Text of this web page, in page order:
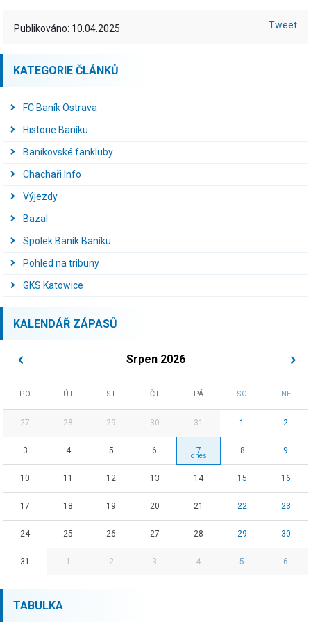
Publikováno: 10.04.2025 Tweet
KATEGORIE ČLÁNKŮ
FC Baník Ostrava
Historie Baníku
Baníkovské fankluby
Chachaři Info
Výjezdy
Bazal
Spolek Baník Baníku
Pohled na tribuny
GKS Katowice
KALENDÁŘ ZÁPASŮ
Srpen 2026
PO ÚT ST ČT PÁ SO NE
27 28 29 30 31 1 2
3 4 5 6 7 8 9
10 11 12 13 14 15 16
17 18 19 20 21 22 23
24 25 26 27 28 29 30
31 1 2 3 4 5 6
TABULKA